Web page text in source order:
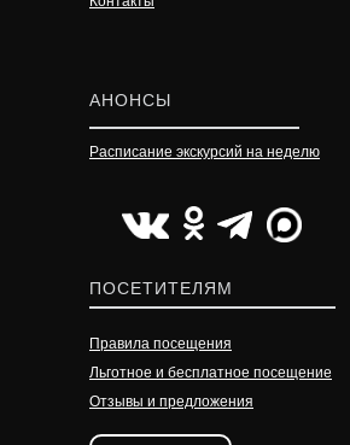
УЗНАТЬ
АНОНСЫ
Расписание экскурсий на неделю
ПОСЕТИТЕЛЯМ
Правила посещения
Льготное и бесплатное посещение
Отзывы и предложения